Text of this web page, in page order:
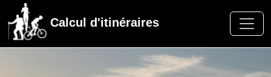
Calcul d'itinéraires